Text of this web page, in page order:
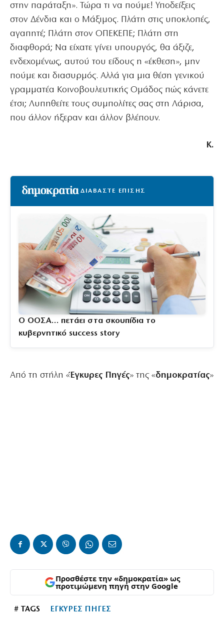
στην παράταξη». Τώρα τι να πούμε! Υποδείξεις
στον Δένδια και ο Μάξιμος. Πλάτη στις υποκλοπές,
αγαπητέ; Πλάτη στον ΟΠΕΚΕΠΕ; Πλάτη στη
διαφθορά; Να είχατε γίνει υπουργός, θα άξιζε,
ενδεχομένως, αυτού του είδους η «έκθεση», μην
πούμε και διασυρμός. Αλλά για μια θέση γενικού
γραμματέα Κοινοβουλευτικής Ομάδος πώς κάνετε
έτσι; Λυπηθείτε τους συμπολίτες σας στη Λάρισα,
που άλλον ήξεραν και άλλον βλέπουν.
Κ.
ΔΙΑΒΑΣΤΕ ΕΠΙΣΗΣ
Ο ΟΟΣΑ… πετάει στα σκουπίδια το
κυβερνητικό success story
Από τη στήλη «Έγκυρες Πηγές» της «δημοκρατίας»
Προσθέστε την «δημοκρατία» ως
προτιμώμενη πηγή στην Google
# TAGS ΕΓΚΥΡΕΣ ΠΗΓΕΣ